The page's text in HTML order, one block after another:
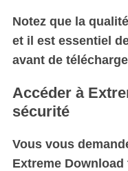
Notez que la
et il est essentiel
avant de
Accéder à
sécurité
Vous vous
Extreme